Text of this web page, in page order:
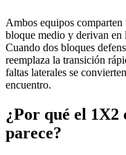
Ambos equipos comparten
bloque medio y derivan en
Cuando dos bloques
reemplaza la transición
faltas laterales se
encuentro.
¿Por qué el 1X2
parece?